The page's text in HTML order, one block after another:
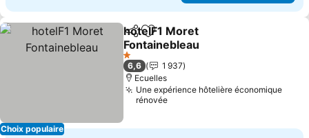
Choix populaire
PartagerAjouter à mes favoris
hotelF1 Moret
Fontainebleau
1 Étoiles
6,6
1 937
Ecuelles
Une expérience hôtelière économique
rénovée